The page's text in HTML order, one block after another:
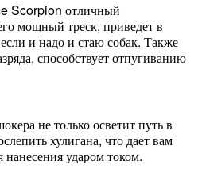
Scorpion отличный
мощный треск, приведет в
и надо и стаю собак. Также
способствует отпугиванию
не только осветит путь в
хулигана, что дает вам
ударом током.